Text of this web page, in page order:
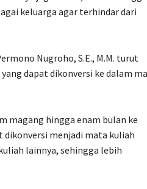
keluarga agar terhindar dari
Nugroho, S.E., M.M. turut
dapat dikonversi ke dalam
magang hingga enam bulan ke
dikonversi menjadi mata kuliah
lainnya, sehingga lebih